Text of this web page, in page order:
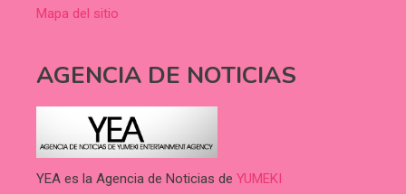
Mapa del sitio
AGENCIA DE NOTICIAS
YEA es la Agencia de Noticias de YUMEKI